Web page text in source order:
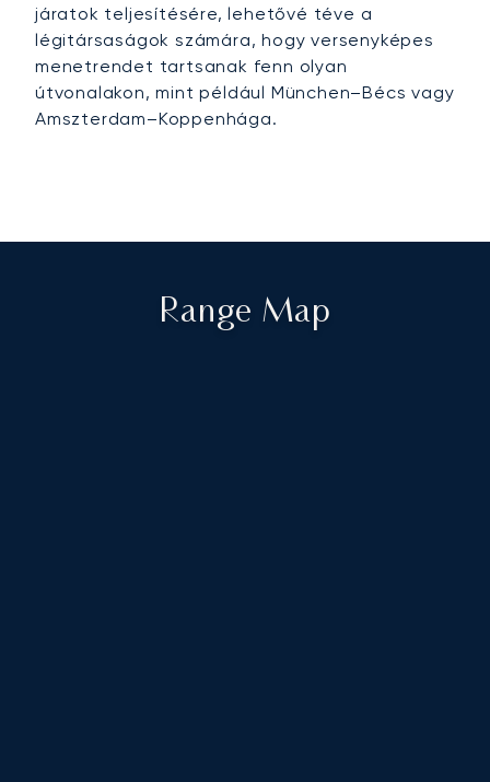
járatok teljesítésére, lehetővé téve a
légitársaságok számára, hogy versenyképes
menetrendet tartsanak fenn olyan
útvonalakon, mint például München–Bécs vagy
Amszterdam–Koppenhága.
Range Map